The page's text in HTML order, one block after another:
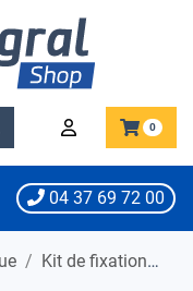
0
04 37 69 72 00
Kit de fixation